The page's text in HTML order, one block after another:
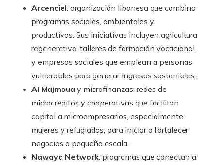
Arcenciel: organización libanesa que combina
programas sociales, ambientales y
productivos. Sus iniciativas incluyen agricultura
regenerativa, talleres de formación vocacional
y empresas sociales que emplean a personas
vulnerables para generar ingresos sostenibles.
Al Majmoua y microfinanzas: redes de
microcréditos y cooperativas que facilitan
capital a microempresarios, especialmente
mujeres y refugiados, para iniciar o fortalecer
negocios a pequeña escala.
Nawaya Network: programas que conectan a